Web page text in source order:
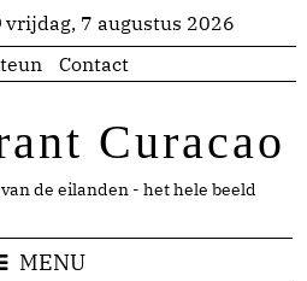
vrijdag, 7 augustus 2026
Contact
Curacao
de eilanden - het hele beeld
MENU